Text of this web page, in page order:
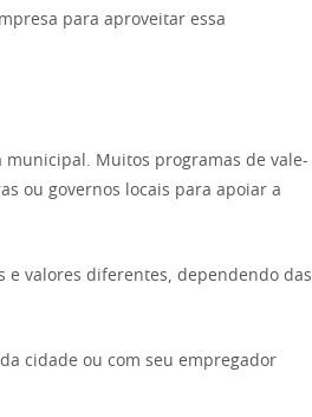
para aproveitar essa
municipal. Muitos programas de vale-
ou governos locais para apoiar a
e valores diferentes, dependendo das
cidade ou com seu empregador